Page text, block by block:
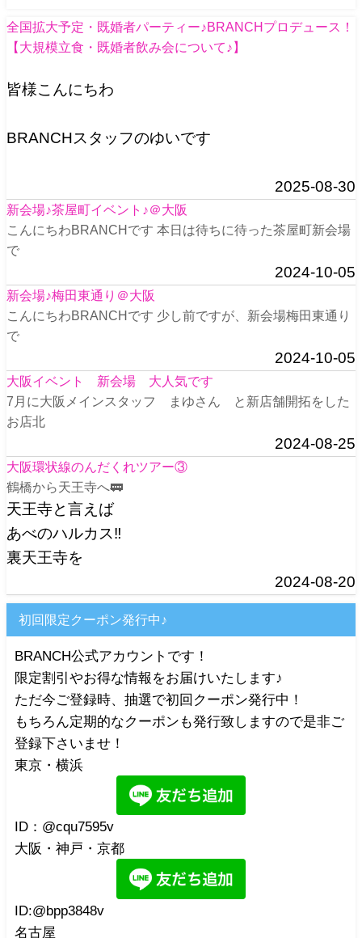
全国拡大予定・既婚者パーティー♪BRANCHプロデュース！
【大規模立食・既婚者飲み会について♪】
皆様こんにちわ
BRANCHスタッフのゆいです
2025-08-30
新会場♪茶屋町イベント♪＠大阪
こんにちわBRANCHです 本日は待ちに待った茶屋町新会場
で
2024-10-05
新会場♪梅田東通り＠大阪
こんにちわBRANCHです 少し前ですが、新会場梅田東通り
で
2024-10-05
大阪イベント 新会場 大人気です
7月に大阪メインスタッフ まゆさん と新店舗開拓をした
お店北
2024-08-25
大阪環状線のんだくれツアー③
鶴橋から天王寺へ🚃
天王寺と言えば
あべのハルカス‼️
裏天王寺を
2024-08-20
初回限定クーポン発行中♪
BRANCH公式アカウントです！
限定割引やお得な情報をお届けいたします♪
ただ今ご登録時、抽選で初回クーポン発行中！
もちろん定期的なクーポンも発行致しますので是非ご
登録下さいませ！
東京・横浜
ID：@cqu7595v
大阪・神戸・京都
ID:@bpp3848v
名古屋